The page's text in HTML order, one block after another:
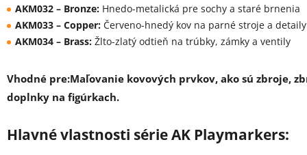
AKM032 – Bronze: Hnedo-metalická pre sochy a staré brnenia
AKM033 – Copper: Červeno-hnedý kov na parné stroje a detaily
AKM034 – Brass: Žlto-zlatý odtieň na trúbky, zámky a ventily
Vhodné pre:Maľovanie kovových prvkov, ako sú zbroje,
doplnky na figúrkach.
Hlavné vlastnosti série AK Playmarkers: